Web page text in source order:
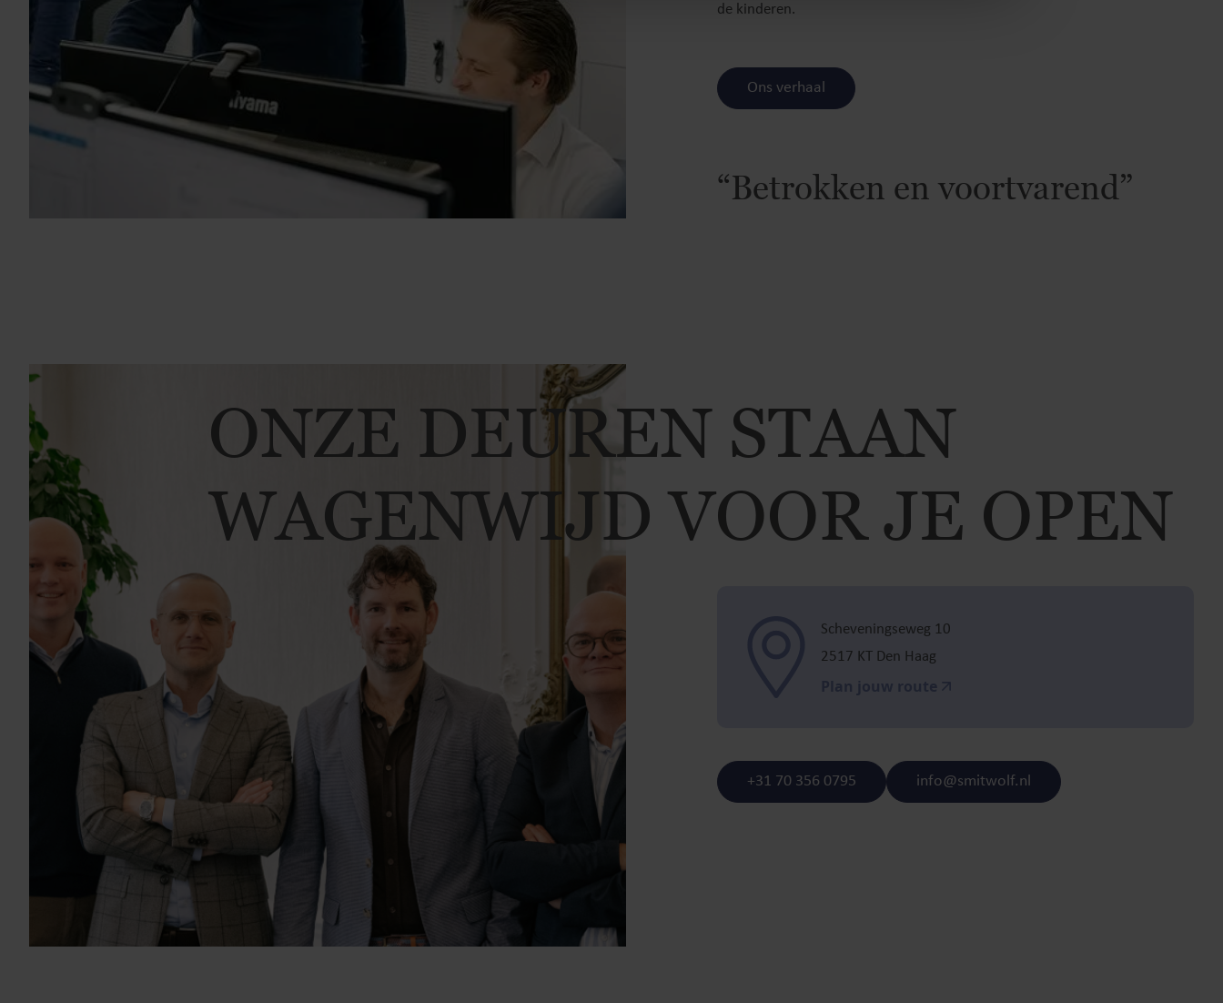
de kinderen.
Ons verhaal
“Betrokken en voortvarend”
ONZE DEUREN STAAN
WAGENWIJD VOOR JE OPEN
Scheveningseweg 10
2517 KT Den Haag
+31 70 356 0795 info@smitwolf.nl